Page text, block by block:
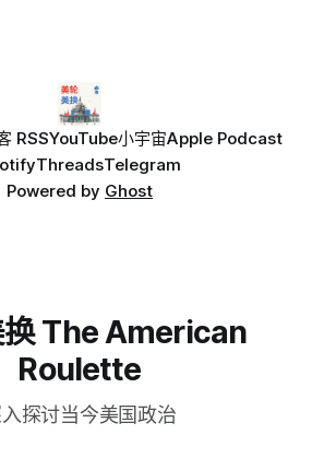
RSSYouTube小宇宙Apple Podcast
ThreadsTelegram
Powered by Ghost
The American
Roulette
探讨当今美国政治